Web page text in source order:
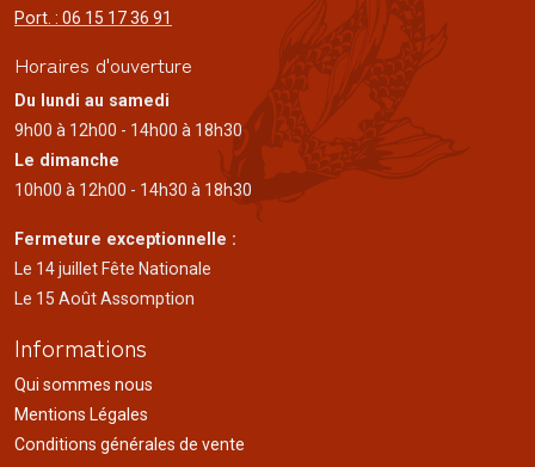
Port. : 06 15 17 36 91
Horaires d'ouverture
Du lundi au samedi
9h00 à 12h00 - 14h00 à 18h30
Le dimanche
10h00 à 12h00 - 14h30 à 18h30
Fermeture exceptionnelle :
Le 14 juillet Fête Nationale
Le 15 Août Assomption
Informations
Qui sommes nous
Mentions Légales
Conditions générales de vente